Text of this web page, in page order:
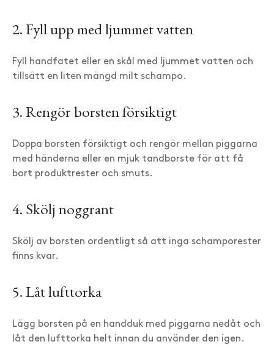
2. Fyll upp med ljummet vatten
Fyll handfatet eller en skål med ljummet vatten och
tillsätt en liten mängd milt schampo.
3. Rengör borsten försiktigt
Doppa borsten försiktigt och rengör mellan piggarna
med händerna eller en mjuk tandborste för att få
bort produktrester och smuts.
4. Skölj noggrant
Skölj av borsten ordentligt så att inga schamporester
finns kvar.
5. Låt lufttorka
Lägg borsten på en handduk med piggarna nedåt och
låt den lufttorka helt innan du använder den igen.